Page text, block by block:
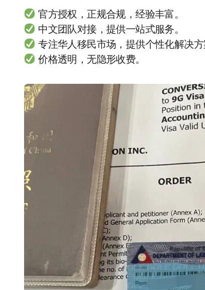
官方授权，正规合规，经验丰富。
中文团队对接，提供一站式服务。
专注华人移民市场，提供个性化解决方
价格透明，无隐形收费。